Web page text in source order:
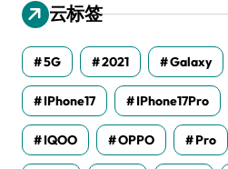
云标签
5G 2021 Galaxy
IPhone17 IPhone17Pro
IQOO OPPO Pro